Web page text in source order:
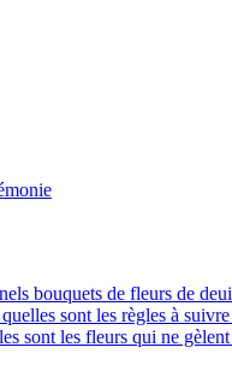
bouquets de fleurs de
sont les règles à
sont les fleurs qui ne gèlent